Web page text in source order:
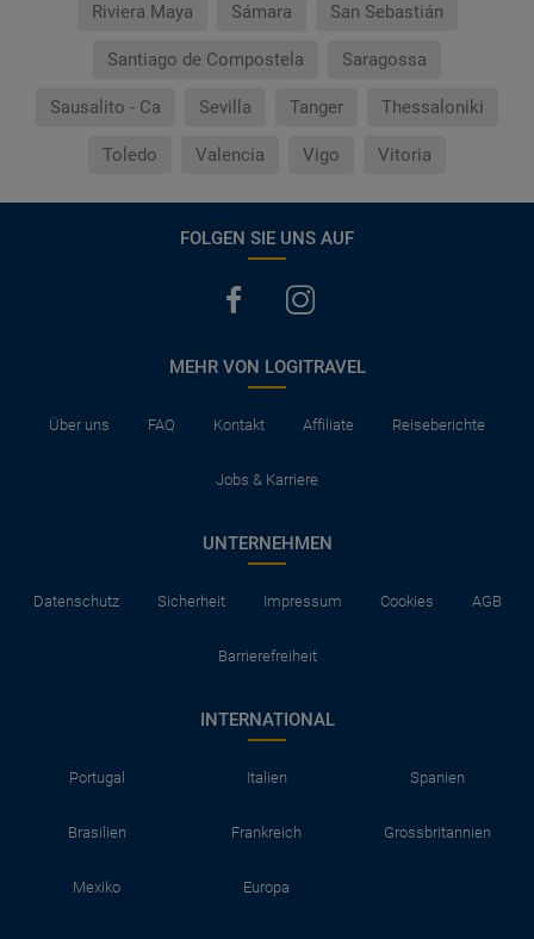
Riviera Maya Sámara San Sebastián
Santiago de Compostela Saragossa
Sausalito - Ca Sevilla Tanger Thessaloniki
Toledo Valencia Vigo Vitoria
FOLGEN SIE UNS AUF
MEHR VON LOGITRAVEL
Über uns FAQ Kontakt Affiliate Reiseberichte
Jobs & Karriere
UNTERNEHMEN
Datenschutz Sicherheit Impressum Cookies AGB
Barrierefreiheit
INTERNATIONAL
Portugal Italien Spanien
Brasilien Frankreich Grossbritannien
Mexiko Europa